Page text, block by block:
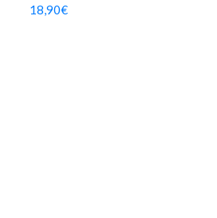
18,90€